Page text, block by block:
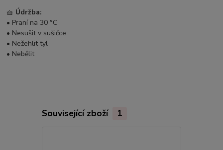
🧺 Údržba:
• Praní na 30 °C
• Nesušit v sušičce
• Nežehlit tyl
• Nebělit
Související zboží 1